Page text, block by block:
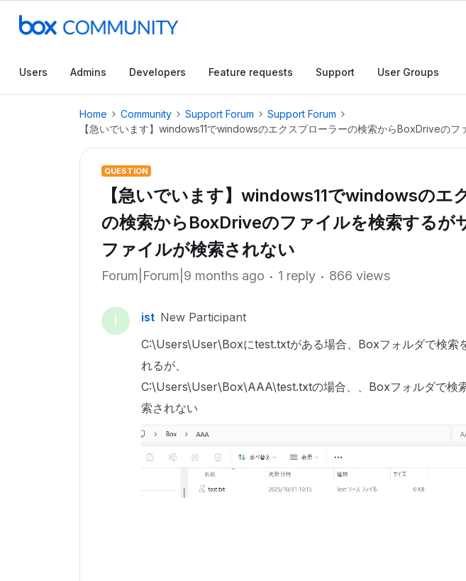
Users Admins Developers Feature requests Support User Groups
Home Community Support Forum
Support Forum
【急いでいます】windows11でwindowsのエクスプローラーの検索からBoxDriveの
QUESTION
【急いでいます】windows11でwindowsのエ
の検索からBoxDriveのファイルを検索するが
ファイルが検索されない
Forum|Forum|9 months ago 1 reply 866 views
I ist New Participant
C:\Users\User\Boxにtest.txtがある場合、Boxフォルダで検索
れるが、
C:\Users\User\Box\AAA\test.txtの場合、、Boxフォルダで検
索されない